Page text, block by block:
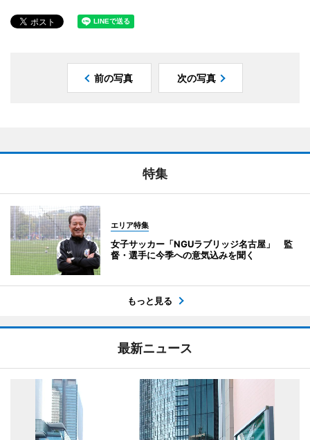
前の写真 次の写真
特集
エリア特集
女子サッカー「NGUラブリッジ名古屋」 監
督・選手に今季への意気込みを聞く
もっと見る
最新ニュース